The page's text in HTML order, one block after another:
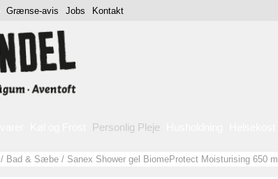
Personlig Pleje
/ Bad & Sæbe / Sanex Shower gel BiomeProtect Moisturising 650 ml
Grænse-avis Jobs Kontakt